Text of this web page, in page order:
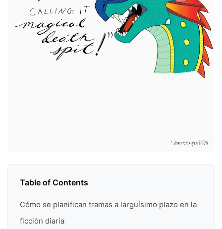
Table of Contents
Cómo se planifican tramas a larguísimo plazo en la
ficción diaria